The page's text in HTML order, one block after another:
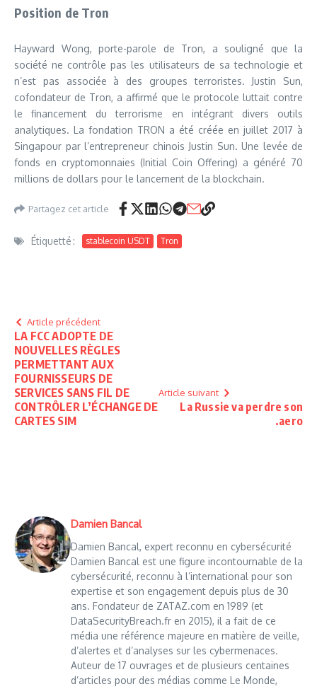
Position de Tron
Hayward Wong, porte-parole de Tron, a souligné que la
société ne contrôle pas les utilisateurs de sa technologie et
n’est pas associée à des groupes terroristes. Justin Sun,
cofondateur de Tron, a affirmé que le protocole luttait contre
le financement du terrorisme en intégrant divers outils
analytiques. La fondation TRON a été créée en juillet 2017 à
Singapour par l’entrepreneur chinois Justin Sun. Une levée de
fonds en cryptomonnaies (Initial Coin Offering) a généré 70
millions de dollars pour le lancement de la blockchain.
Partagez cet article
Étiquetté : stablecoin USDT Tron
Article précédent
LA FCC ADOPTE DE
NOUVELLES RÈGLES
PERMETTANT AUX
FOURNISSEURS DE
SERVICES SANS FIL DE
CONTRÔLER L’ÉCHANGE DE
CARTES SIM
Article suivant
La Russie va perdre son
.aero
Damien Bancal
Damien Bancal, expert reconnu en cybersécurité
Damien Bancal est une figure incontournable de la
cybersécurité, reconnu à l’international pour son
expertise et son engagement depuis plus de 30
ans. Fondateur de ZATAZ.com en 1989 (et
DataSecurityBreach.fr en 2015), il a fait de ce
média une référence majeure en matière de veille,
d’alertes et d’analyses sur les cybermenaces.
Auteur de 17 ouvrages et de plusieurs centaines
d’articles pour des médias comme Le Monde,